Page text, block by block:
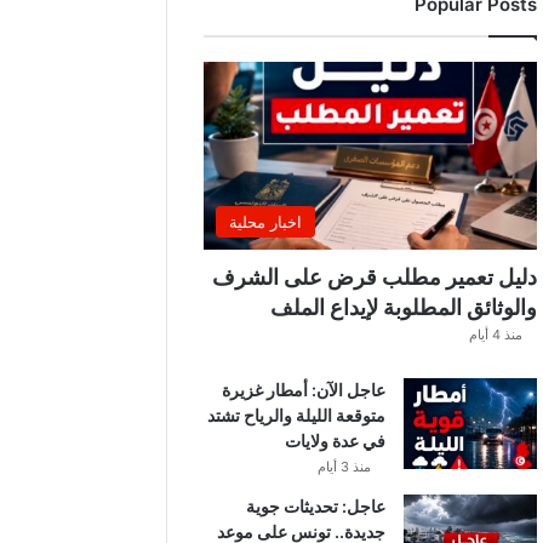
اخبار محلية
دليل تعمير مطلب قرض على الشرف
والوثائق المطلوبة لإيداع الملف
منذ 4 أيام
عاجل الآن: أمطار غزيرة
متوقعة الليلة والرياح تشتد
في عدة ولايات
منذ 3 أيام
عاجل: تحديثات جوية
جديدة.. تونس على موعد